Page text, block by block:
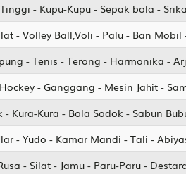
- Kupu-Kupu - Sepak bola -
- Volley Ball,Voli - Palu - Ban Mobil
- Tenis - Terong - Harmonika -
- Ganggang - Mesin Jahit -
Kura-Kura - Bola Sodok - Sabun
- Yudo - Kamar Mandi - Tali -
- Silat - Jamu - Paru-Paru -